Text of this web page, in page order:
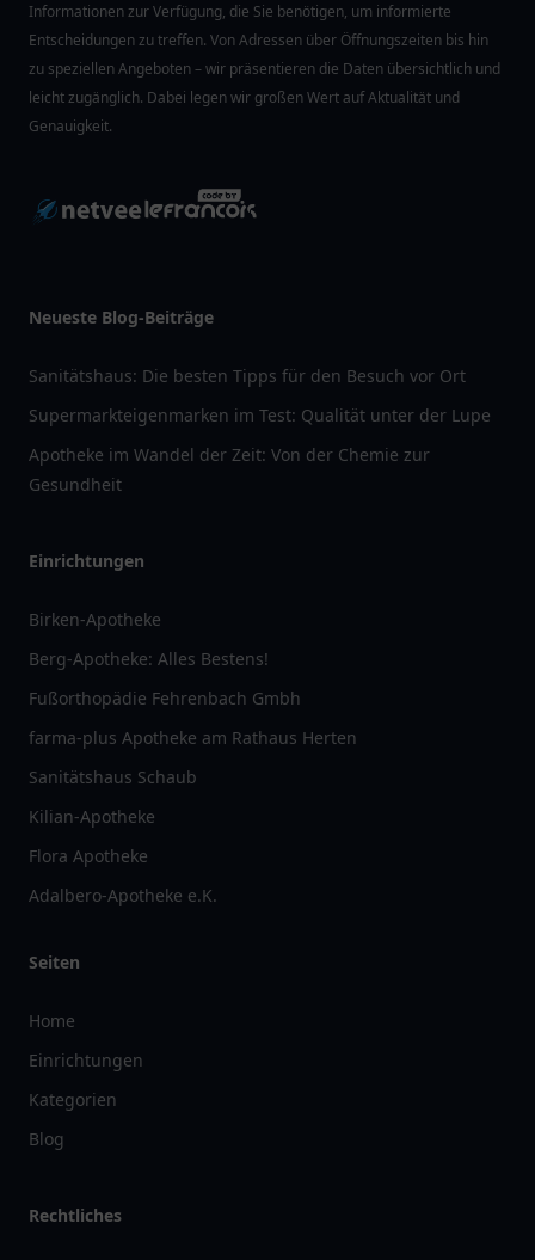
Informationen zur Verfügung, die Sie benötigen, um informierte
Entscheidungen zu treffen. Von Adressen über Öffnungszeiten bis hin
zu speziellen Angeboten – wir präsentieren die Daten übersichtlich und
leicht zugänglich. Dabei legen wir großen Wert auf Aktualität und
Genauigkeit.
Neueste Blog-Beiträge
Sanitätshaus: Die besten Tipps für den Besuch vor Ort
Supermarkteigenmarken im Test: Qualität unter der Lupe
Apotheke im Wandel der Zeit: Von der Chemie zur
Gesundheit
Einrichtungen
Birken-Apotheke
Berg-Apotheke: Alles Bestens!
Fußorthopädie Fehrenbach Gmbh
farma-plus Apotheke am Rathaus Herten
Sanitätshaus Schaub
Kilian-Apotheke
Flora Apotheke
Adalbero-Apotheke e.K.
Seiten
Home
Einrichtungen
Kategorien
Blog
Rechtliches